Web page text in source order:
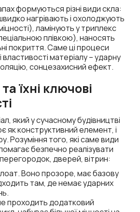
формуються різні види скла:
нагрівають і охолоджують
ламінують у триплекс
плівкою), наносять
покриття. Саме ці процеси
матеріалу – ударну
сонцезахисний ефект.
їхні ключові
який у сучасному будівництві
як конструктивний елемент, і
Розуміння того, які саме види
безпечно реалізувати
дверей, вітрин:
Воно прозоре, має базову
там, де немає ударних
проходить додатковий